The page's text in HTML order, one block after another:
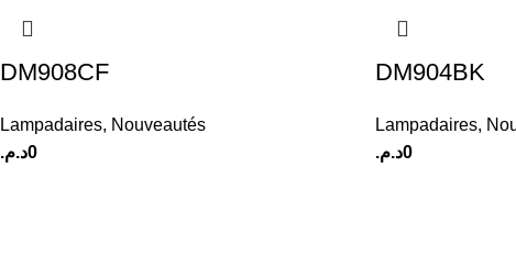
DM908CF
Lampadaires, Nouveautés
0د.م.
DM904BK
Lampadaires,
0د.م.